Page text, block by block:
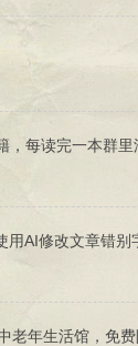
，每读完一本群
AI修改文章错
老年生活馆，免